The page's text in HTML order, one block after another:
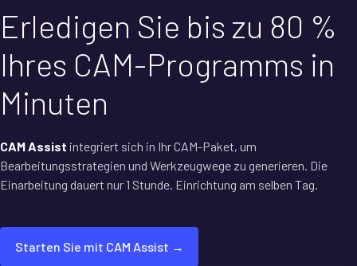
Erledigen Sie bis zu 80 %
Ihres CAM-Programms in
Minuten
CAM Assist integriert sich in Ihr CAM-Paket, um
Bearbeitungsstrategien und Werkzeugwege zu generieren. Die
Einarbeitung dauert nur 1 Stunde. Einrichtung am selben Tag.
Starten Sie mit CAM Assist →